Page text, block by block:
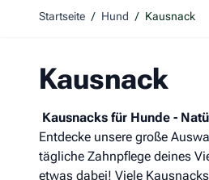
Startseite / Hund / Kausnack
Kausnack
Kausnacks für Hunde -
Entdecke unsere große
tägliche Zahnpflege deines
etwas dabei! Viele